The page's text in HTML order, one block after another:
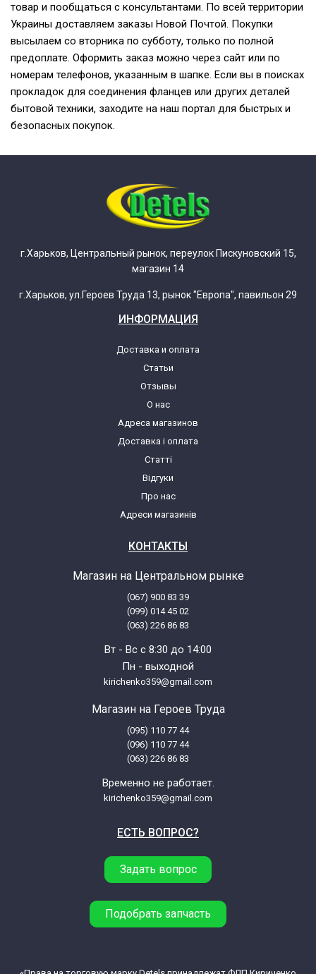
товар и пообщаться с консультантами. По всей территории
Украины доставляем заказы Новой Почтой. Покупки
высылаем со вторника по субботу, только по полной
предоплате. Оформить заказ можно через сайт или по
номерам телефонов, указанным в шапке. Если вы в поисках
прокладок для соединения фланцев или других деталей
бытовой техники, заходите на наш портал для быстрых и
безопасных покупок.
г.Харьков, Центральный рынок, переулок Пискуновский 15,
магазин 14
г.Харьков, ул.Героев Труда 13, рынок "Европа", павильон 29
ИНФОРМАЦИЯ
Доставка и оплата
Статьи
Отзывы
О нас
Адреса магазинов
Доставка і оплата
Статті
Відгуки
Про нас
Адреси магазинів
КОНТАКТЫ
Магазин на Центральном рынке
(067) 900 83 39
(099) 014 45 02
(063) 226 86 83
Вт - Вс с 8:30 до 14:00
Пн - выходной
kirichenko359@gmail.com
Магазин на Героев Труда
(095) 110 77 44
(096) 110 77 44
(063) 226 86 83
Временно не работает.
kirichenko359@gmail.com
ЕСТЬ ВОПРОС?
Задать вопрос
Подобрать запчасть